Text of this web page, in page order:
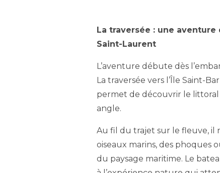
La traversée : une
Saint-Laurent
L’aventure débute dès
La traversée vers l’Île Saint-
permet de découvrir le
angle.
Au fil du trajet sur le fleuve, il
oiseaux marins, des phoques
du paysage maritime. Le